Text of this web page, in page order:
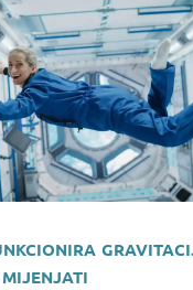
mijenjati